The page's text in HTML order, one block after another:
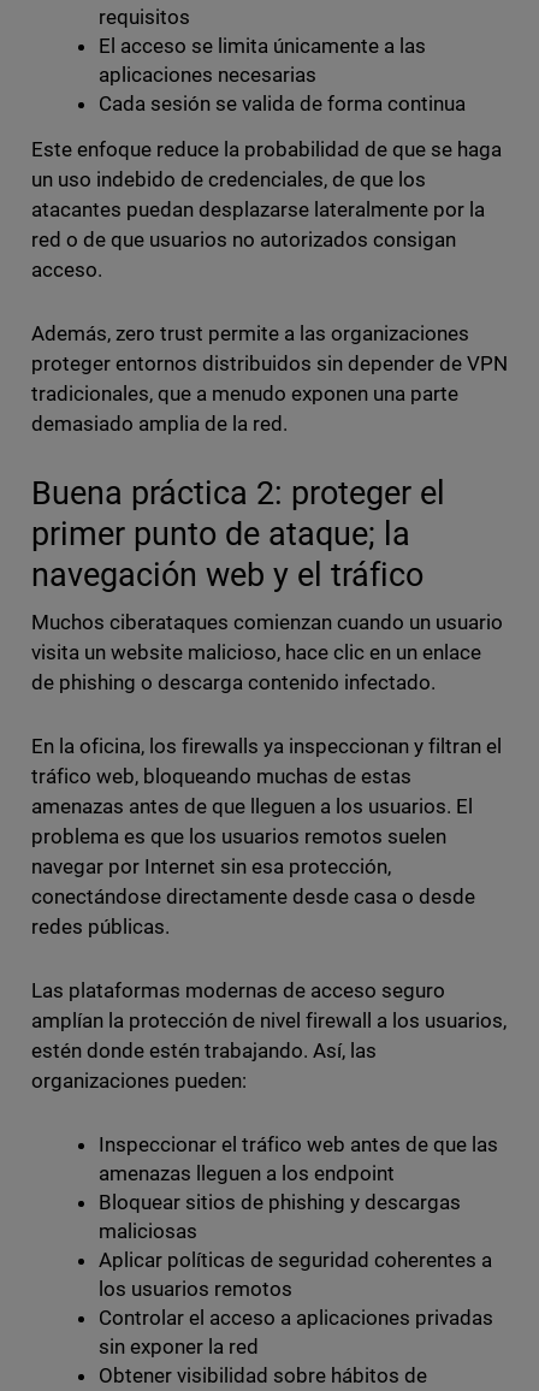
requisitos
El acceso se limita únicamente a las
aplicaciones necesarias
Cada sesión se valida de forma continua
Este enfoque reduce la probabilidad de que se haga
un uso indebido de credenciales, de que los
atacantes puedan desplazarse lateralmente por la
red o de que usuarios no autorizados consigan
acceso.
Además, zero trust permite a las organizaciones
proteger entornos distribuidos sin depender de VPN
tradicionales, que a menudo exponen una parte
demasiado amplia de la red.
Buena práctica 2: proteger el
primer punto de ataque; la
navegación web y el tráfico
Muchos ciberataques comienzan cuando un usuario
visita un website malicioso, hace clic en un enlace
de phishing o descarga contenido infectado.
En la oficina, los firewalls ya inspeccionan y filtran el
tráfico web, bloqueando muchas de estas
amenazas antes de que lleguen a los usuarios. El
problema es que los usuarios remotos suelen
navegar por Internet sin esa protección,
conectándose directamente desde casa o desde
redes públicas.
Las plataformas modernas de acceso seguro
amplían la protección de nivel firewall a los usuarios,
estén donde estén trabajando. Así, las
organizaciones pueden:
Inspeccionar el tráfico web antes de que las
amenazas lleguen a los endpoint
Bloquear sitios de phishing y descargas
maliciosas
Aplicar políticas de seguridad coherentes a
los usuarios remotos
Controlar el acceso a aplicaciones privadas
sin exponer la red
Obtener visibilidad sobre hábitos de